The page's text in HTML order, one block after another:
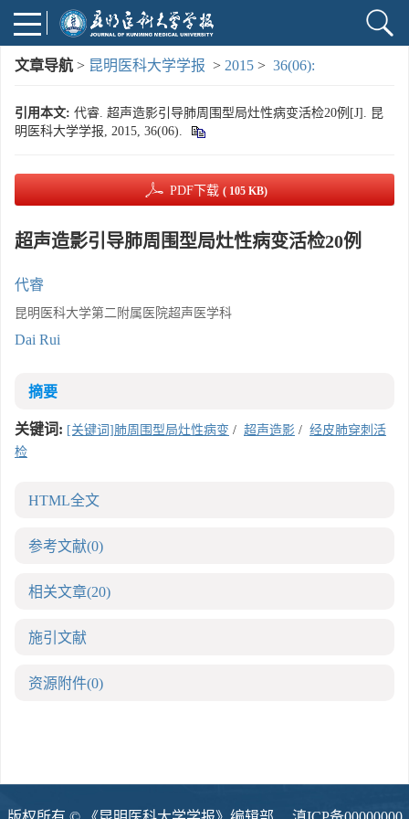
文章导航 > 昆明医科大学学报 > 2015 > 36(06):
引用本文: 代睿. 超声造影引导肺周围型局灶性病变活检20例[J]. 昆
明医科大学学报, 2015, 36(06).
PDF下载 ( 105 KB)
超声造影引导肺周围型局灶性病变活检20例
代睿
昆明医科大学第二附属医院超声医学科
Dai Rui
摘要
关键词: [关键词]肺周围型局灶性病变 / 超声造影 / 经皮肺穿刺活
检
HTML全文
参考文献(0)
相关文章(20)
施引文献
资源附件(0)